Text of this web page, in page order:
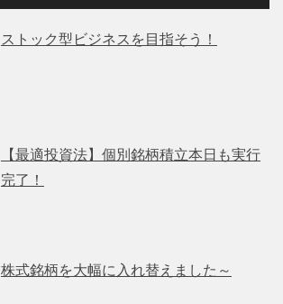
ストック型ビジネスを目指そう！
【最適投資法】個別銘柄積立本日も実行
完了！
株式銘柄を大幅に入れ替えました～